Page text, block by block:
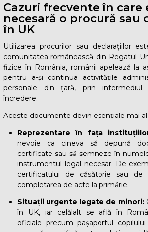
Cazuri frecvente în care
necesară o procură sau
în UK
Utilizarea procurilor sau declarațiilor
comunitatea românească din Regatul
fizice în România, românii apelează la
pentru a-și continua activitățile
personale din țară, prin intermediul
încredere.
Aceste documente devin esențiale mai
Reprezentare în fața
nevoie ca cineva să depună
certificate sau să semneze în
instrumentul legal necesar. De
certificatului de căsătorie sau de
completarea de acte la primărie.
Situații urgente legate de minori:
în UK, iar celălalt se află în
oficiale precum pașaportul